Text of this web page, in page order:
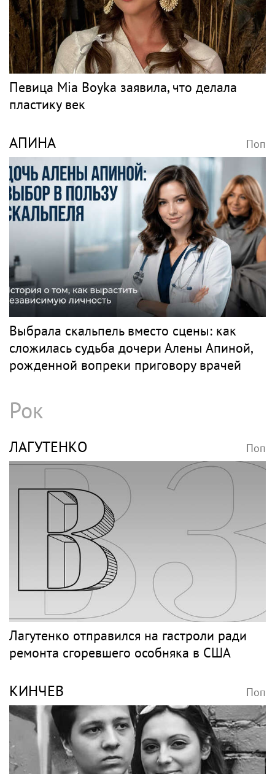
Певица Mia Boyka заявила, что делала
пластику век
АПИНА Поп
Выбрала скальпель вместо сцены: как
сложилась судьба дочери Алены Апиной,
рожденной вопреки приговору врачей
Рок
ЛАГУТЕНКО Поп
Лагутенко отправился на гастроли ради
ремонта сгоревшего особняка в США
КИНЧЕВ Поп